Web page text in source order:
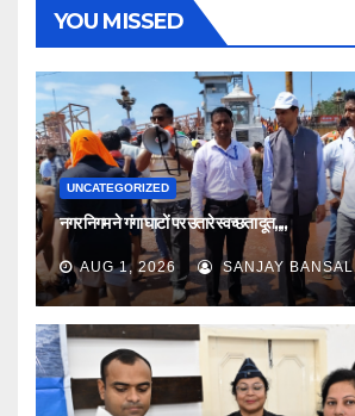
YOU MISSED
UNCATEGORIZED
नगर निगम ने गंगा घाटों पर उतारे स्वच्छता दूत,,,,
AUG 1, 2026 SANJAY BANSAL